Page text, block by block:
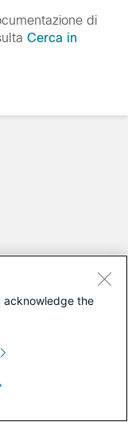
di
Cerca in
acknowledge the